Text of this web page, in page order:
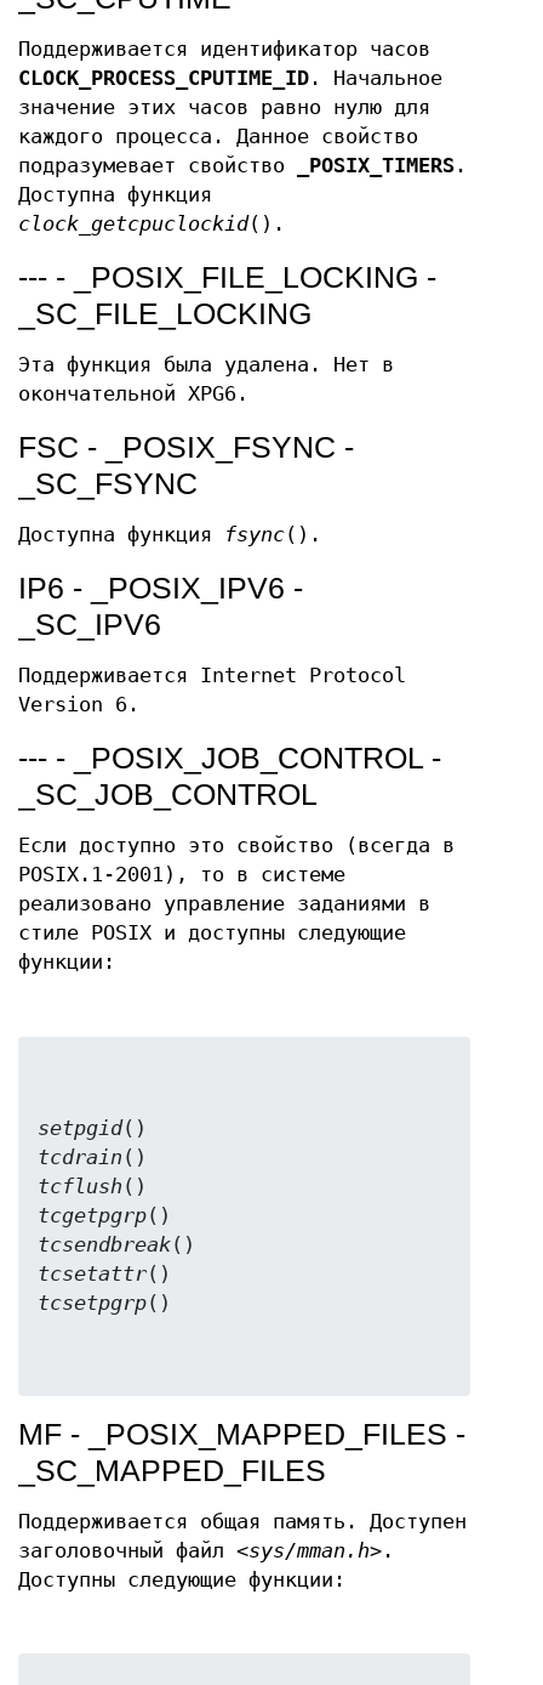
Поддерживается идентификатор часов
CLOCK_PROCESS_CPUTIME_ID . Начальное
значение этих часов равно нулю для
каждого процесса. Данное свойство
подразумевает свойство
_POSIX_TIMERS .
Доступна функция
clock_getcpuclockid().
--- - _POSIX_FILE_LOCKING -
_SC_FILE_LOCKING
Эта функция была удалена. Нет в
окончательной XPG6.
FSC - _POSIX_FSYNC -
_SC_FSYNC
Доступна функция fsync().
IP6 - _POSIX_IPV6 -
_SC_IPV6
Поддерживается Internet Protocol
Version 6.
--- - _POSIX_JOB_CONTROL -
_SC_JOB_CONTROL
Если доступно это свойство (всегда в
POSIX.1-2001), то в системе
реализовано управление заданиями в
стиле POSIX и доступны следующие
функции:
setpgid
tcdrain
tcflush
tcgetpgrp
tcsendbreak
tcsetattr
tcsetpgrp
MF - _POSIX_MAPPED_FILES -
_SC_MAPPED_FILES
Поддерживается общая память. Доступен
заголовочный файл <sys/mman.h> .
Доступны следующие функции: